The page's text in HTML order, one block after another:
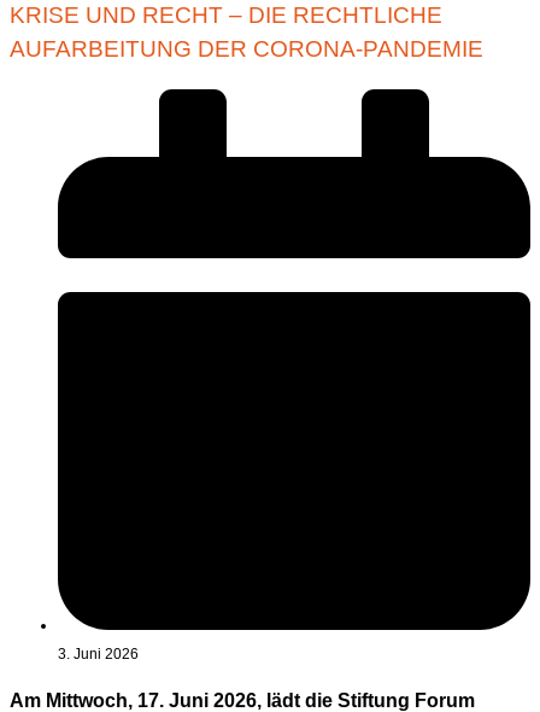
KRISE UND RECHT – DIE RECHTLICHE
AUFARBEITUNG DER CORONA-PANDEMIE
3. Juni 2026
Am Mittwoch, 17. Juni 2026, lädt die Stiftung Forum